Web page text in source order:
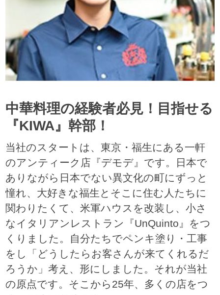
中華料理の経験者必見！目指せる
『KIWA』幹部！
当社のスタートは、東京・福生にある一軒
のアンティーク店『デモデ』です。日本で
ありながら日本でない異文化の町にずっと
憧れ、大好きな福生とそこに住む人たちに
関わりたくて、米軍ハウスを改装し、小さ
なイタリアンレストラン『UnQuinto』をつ
くりました。自分たちでペンキ塗り・工事
をし「どうしたらお客さんが来てくれるだ
ろうか」考え、形にしました。それが当社
の原点です。そこから25年、多くの店をつ